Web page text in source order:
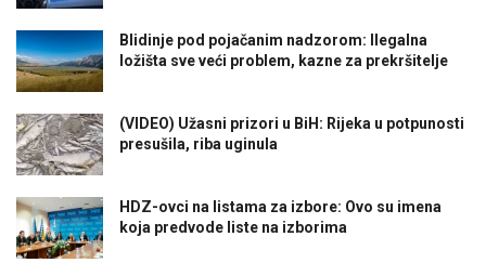
Blidinje pod pojačanim nadzorom: Ilegalna
ložišta sve veći problem, kazne za prekršitelje
(VIDEO) Užasni prizori u BiH: Rijeka u potpunosti
presušila, riba uginula
HDZ-ovci na listama za izbore: Ovo su imena
koja predvode liste na izborima